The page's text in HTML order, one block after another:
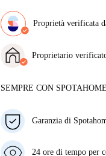
Proprietà verificata
ottieni esattamente ciò
Più sulla verifica
Proprietario
Maggiori informazioni
SEMPRE CON SPOTAHOME
Garanzia di
con breve preavviso,
24 ore di tempo per